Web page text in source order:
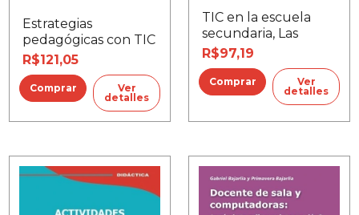
Estrategias
pedagógicas con TIC
R$121,05
Ver
detalles
TIC en la escuela
secundaria, Las
R$97,19
Ver
detalles